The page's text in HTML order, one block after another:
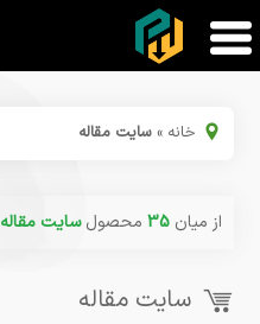
خانه »سایت مقاله
از میان35 محصولسایت مقاله
سایت مقاله